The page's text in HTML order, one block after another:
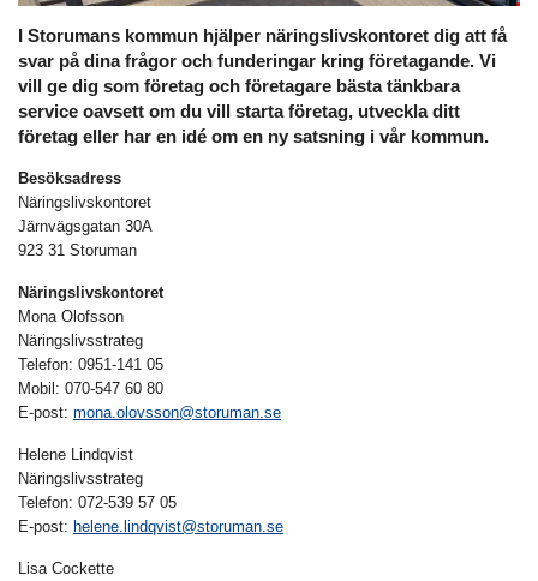
I Storumans kommun hjälper näringslivskontoret dig att få
svar på dina frågor och funderingar kring företagande. Vi
vill ge dig som företag och företagare bästa tänkbara
service oavsett om du vill starta företag, utveckla ditt
företag eller har en idé om en ny satsning i vår kommun.
Besöksadress
Näringslivskontoret
Järnvägsgatan 30A
923 31 Storuman
Näringslivskontoret
Mona Olofsson
Näringslivsstrateg
Telefon: 0951-141 05
Mobil: 070-547 60 80
E-post: mona.olovsson@storuman.se
Helene Lindqvist
Näringslivsstrateg
Telefon: 072-539 57 05
E-post: helene.lindqvist@storuman.se
Lisa Cockette